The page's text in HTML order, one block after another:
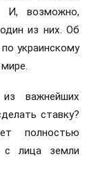
И, возможно,
из них. Об
украинскому
важнейших
ставку?
полностью
с лица земли